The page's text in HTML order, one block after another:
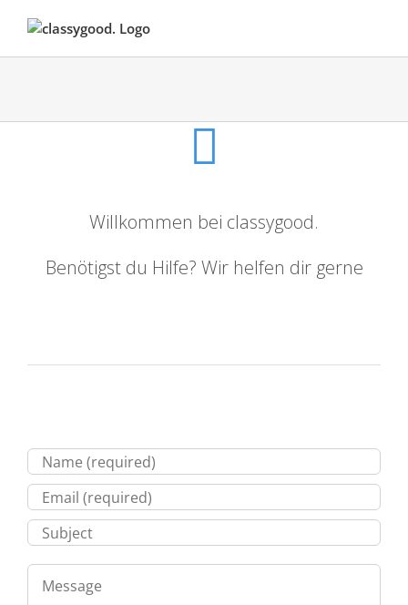
Willkommen bei classygood.
Benötigst du Hilfe? Wir helfen dir gerne